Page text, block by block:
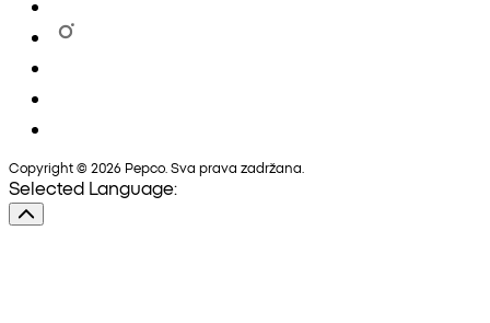
Copyright © 2026 Pepco. Sva prava zadržana.
Selected Language: